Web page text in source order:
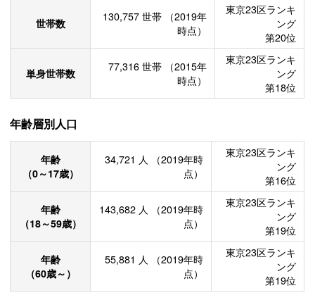
世帯数 130,757 世帯
（2019年
時点）
東京23区ランキ
ング
第20位
単身世帯数 77,316 世帯
（2015年
時点）
東京23区ランキ
ング
第18位
年齢層別人口
年齢
（0～17歳）
34,721 人
（2019年時
点）
東京23区ランキ
ング
第16位
年齢
（18～59歳）
143,682 人
（2019年時
点）
東京23区ランキ
ング
第19位
年齢
（60歳～）
55,881 人
（2019年時
点）
東京23区ランキ
ング
第19位